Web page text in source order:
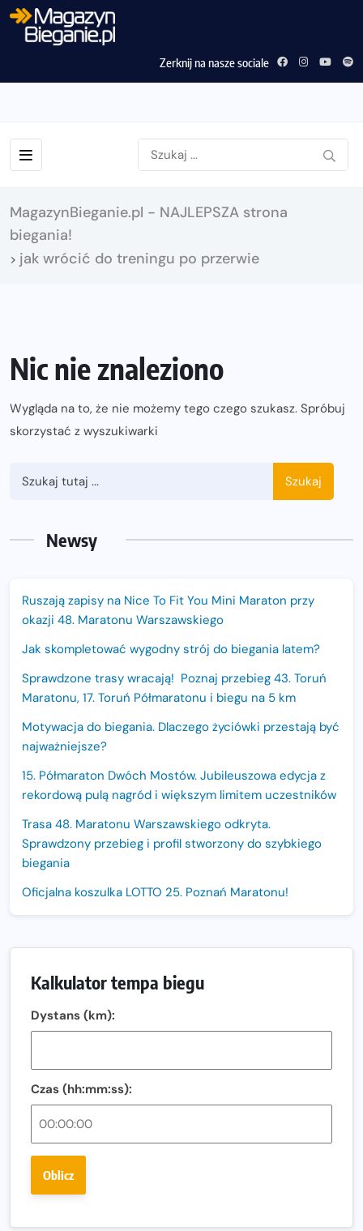
Zerknij na nasze sociale
MagazynBieganie.pl - NAJLEPSZA strona
biegania!
> jak wrócić do treningu po przerwie
Nic nie znaleziono
Wygląda na to, że nie możemy tego czego szukasz. Spróbuj
skorzystać z wyszukiwarki
Szukaj
Newsy
Ruszają zapisy na Nice To Fit You Mini Maraton przy
okazji 48. Maratonu Warszawskiego
Jak skompletować wygodny strój do biegania latem?
Sprawdzone trasy wracają! Poznaj przebieg 43. Toruń
Maratonu, 17. Toruń Półmaratonu i biegu na 5 km
Motywacja do biegania. Dlaczego życiówki przestają być
najważniejsze?
15. Półmaraton Dwóch Mostów. Jubileuszowa edycja z
rekordową pulą nagród i większym limitem uczestników
Trasa 48. Maratonu Warszawskiego odkryta.
Sprawdzony przebieg i profil stworzony do szybkiego
biegania
Oficjalna koszulka LOTTO 25. Poznań Maratonu!
Ostatnie wolne miejsca na jubileuszowy Bieg
Fabrykanta. Organizatorzy odkrywają trasę dzień po
Złota Seria 42 rośnie. Coraz więcej maratończyków
wybiera wyzwanie trzech największych maratonów w
Polsce
Ponad 12 tysięcy uczestników pobiegło dla Bohaterów!
Kalkulator tempa biegu
Dystans (km):
Czas (hh:mm:ss):
Oblicz